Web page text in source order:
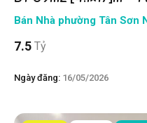
Bán Nhà phường Tân Sơn
7.5 Tỷ
Ngày đăng: 16/05/2026